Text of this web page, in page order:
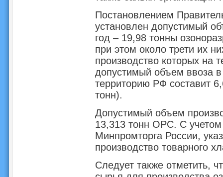
Постановлением
установлен допустимый
год – 19,98 тонны
при этом около трети их
производство которых на
допустимый объем ввоза
территорию РФ составит
тонн).
Допустимый объем
13,313 тонн ОРС. С
Минпромторга России,
производство товарного
Следует также отметить,